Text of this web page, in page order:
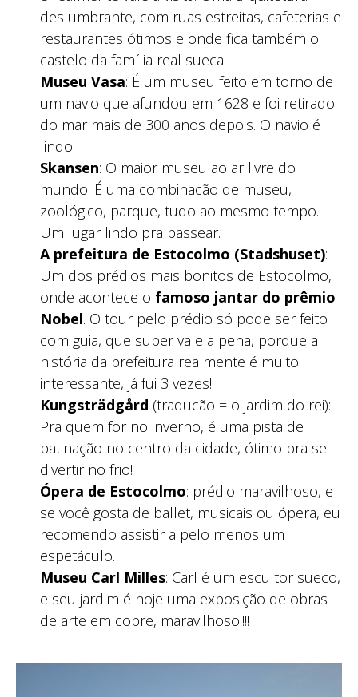
deslumbrante, com ruas estreitas, cafeterias e
restaurantes ótimos e onde fica também o
castelo da família real sueca.
Museu Vasa: É um museu feito em torno de
um navio que afundou em 1628 e foi retirado
do mar mais de 300 anos depois. O navio é
lindo!
Skansen: O maior museu ao ar livre do
mundo. É uma combinacão de museu,
zoológico, parque, tudo ao mesmo tempo.
Um lugar lindo pra passear.
A prefeitura de Estocolmo (Stadshuset):
Um dos prédios mais bonitos de Estocolmo,
onde acontece o famoso jantar do prêmio
Nobel. O tour pelo prédio só pode ser feito
com guia, que super vale a pena, porque a
história da prefeitura realmente é muito
interessante, já fui 3 vezes!
Kungsträdgård (traducão = o jardim do rei):
Pra quem for no inverno, é uma pista de
patinação no centro da cidade, ótimo pra se
divertir no frio!
Ópera de Estocolmo: prédio maravilhoso, e
se você gosta de ballet, musicais ou ópera, eu
recomendo assistir a pelo menos um
espetáculo.
Museu Carl Milles: Carl é um escultor sueco,
e seu jardim é hoje uma exposição de obras
de arte em cobre, maravilhoso!!!!